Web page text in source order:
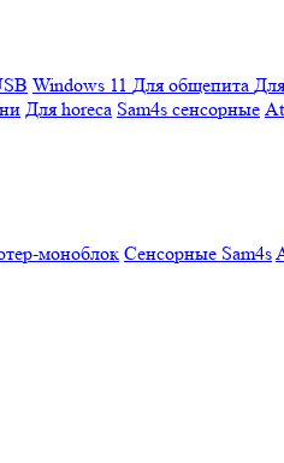
Windows 11 Для общепита
Для horeca Sam4s сенсорные
моноблок Сенсорные Sam4s